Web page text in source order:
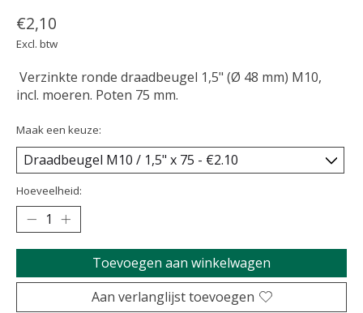
€2,10
Excl. btw
Verzinkte ronde draadbeugel 1,5" (Ø 48 mm) M10,
incl. moeren. Poten 75 mm.
Maak een keuze:
Hoeveelheid:
Toevoegen aan winkelwagen
Aan verlanglijst toevoegen